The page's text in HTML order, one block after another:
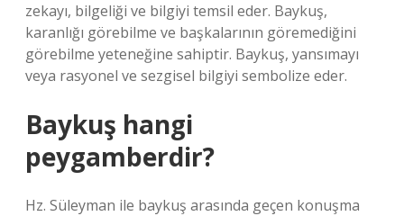
zekayı, bilgeliği ve bilgiyi temsil eder. Baykuş,
karanlığı görebilme ve başkalarının göremediğini
görebilme yeteneğine sahiptir. Baykuş, yansımayı
veya rasyonel ve sezgisel bilgiyi sembolize eder.
Baykuş hangi
peygamberdir?
Hz. Süleyman ile baykuş arasında geçen konuşma